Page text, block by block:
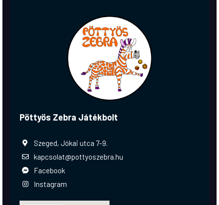
Pöttyös Zebra Játékbolt
Szeged, Jókai utca 7-9.
kapcsolat@pottyoszebra.hu
Facebook
Instagram